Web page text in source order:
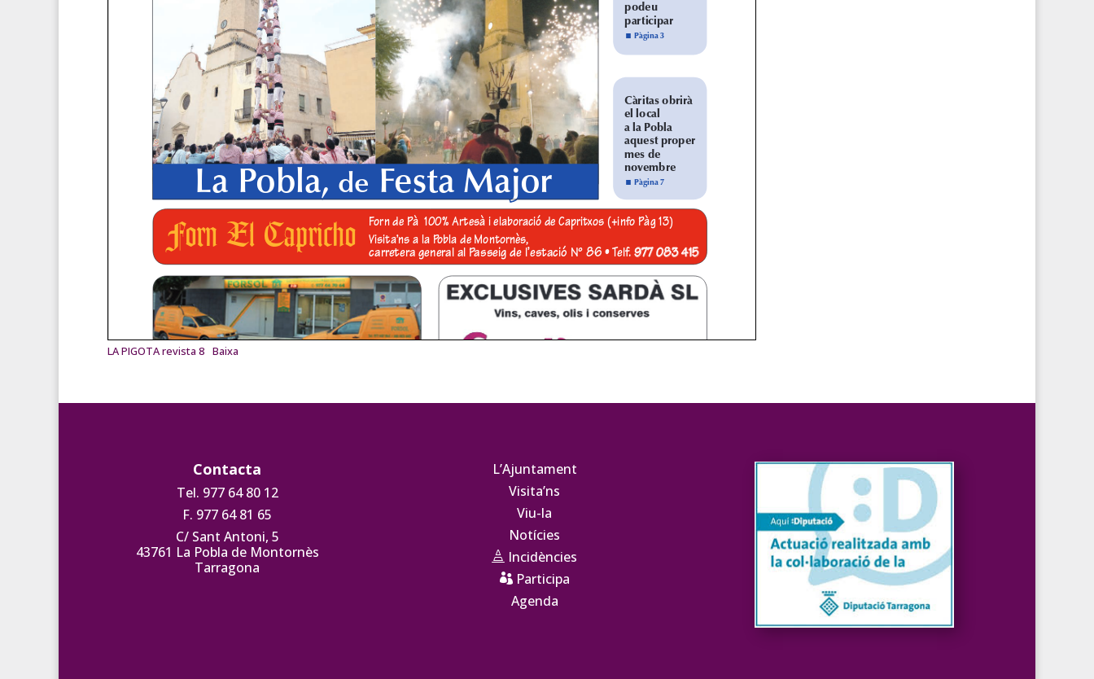
LA PIGOTA revista 8 Baixa
Contacta
Tel. 977 64 80 12
F. 977 64 81 65
C/ Sant Antoni, 5
43761 La Pobla de Montornès
Tarragona
L’Ajuntament
Visita’ns
Viu-la
Notícies
 Incidències
Participa
Agenda